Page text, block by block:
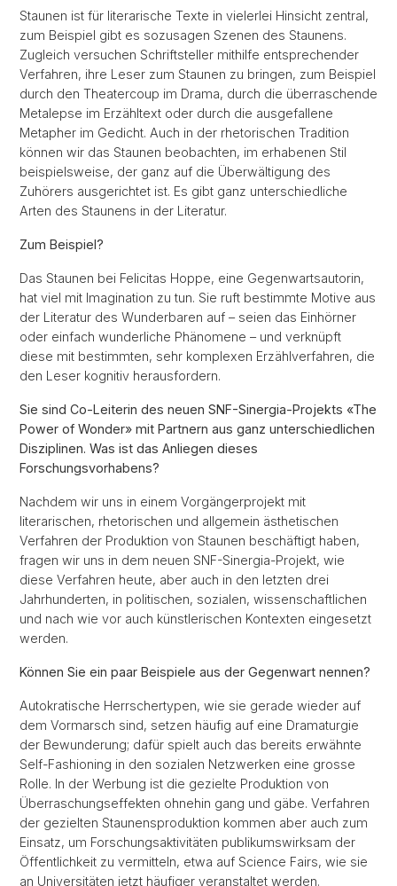
Staunen ist für literarische Texte in vielerlei Hinsicht zentral,
zum Beispiel gibt es sozusagen Szenen des Staunens.
Zugleich versuchen Schriftsteller mithilfe entsprechender
Verfahren, ihre Leser zum Staunen zu bringen, zum Beispiel
durch den Theatercoup im Drama, durch die überraschende
Metalepse im Erzähltext oder durch die ausgefallene
Metapher im Gedicht. Auch in der rhetorischen Tradition
können wir das Staunen beobachten, im erhabenen Stil
beispielsweise, der ganz auf die Überwältigung des
Zuhörers ausgerichtet ist. Es gibt ganz unterschiedliche
Arten des Staunens in der Literatur.
Zum Beispiel?
Das Staunen bei Felicitas Hoppe, eine Gegenwartsautorin,
hat viel mit Imagination zu tun. Sie ruft bestimmte Motive aus
der Literatur des Wunderbaren auf – seien das Einhörner
oder einfach wunderliche Phänomene – und verknüpft
diese mit bestimmten, sehr komplexen Erzählverfahren, die
den Leser kognitiv herausfordern.
Sie sind Co-Leiterin des neuen SNF-Sinergia-Projekts «The
Power of Wonder» mit Partnern aus ganz unterschiedlichen
Disziplinen. Was ist das Anliegen dieses
Forschungsvorhabens?
Nachdem wir uns in einem Vorgängerprojekt mit
literarischen, rhetorischen und allgemein ästhetischen
Verfahren der Produktion von Staunen beschäftigt haben,
fragen wir uns in dem neuen SNF-Sinergia-Projekt, wie
diese Verfahren heute, aber auch in den letzten drei
Jahrhunderten, in politischen, sozialen, wissenschaftlichen
und nach wie vor auch künstlerischen Kontexten eingesetzt
werden.
Können Sie ein paar Beispiele aus der Gegenwart nennen?
Autokratische Herrschertypen, wie sie gerade wieder auf
dem Vormarsch sind, setzen häufig auf eine Dramaturgie
der Bewunderung; dafür spielt auch das bereits erwähnte
Self-Fashioning in den sozialen Netzwerken eine grosse
Rolle. In der Werbung ist die gezielte Produktion von
Überraschungseffekten ohnehin gang und gäbe. Verfahren
der gezielten Staunensproduktion kommen aber auch zum
Einsatz, um Forschungsaktivitäten publikumswirksam der
Öffentlichkeit zu vermitteln, etwa auf Science Fairs, wie sie
an Universitäten jetzt häufiger veranstaltet werden.